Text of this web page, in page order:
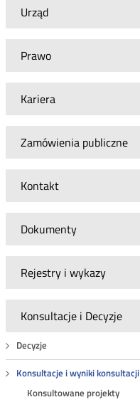
Urząd
Prawo
Kariera
Zamówienia publiczne
Kontakt
Dokumenty
Rejestry i wykazy
Konsultacje i Decyzje
Decyzje
Konsultacje i wyniki konsultacji
Konsultowane projekty